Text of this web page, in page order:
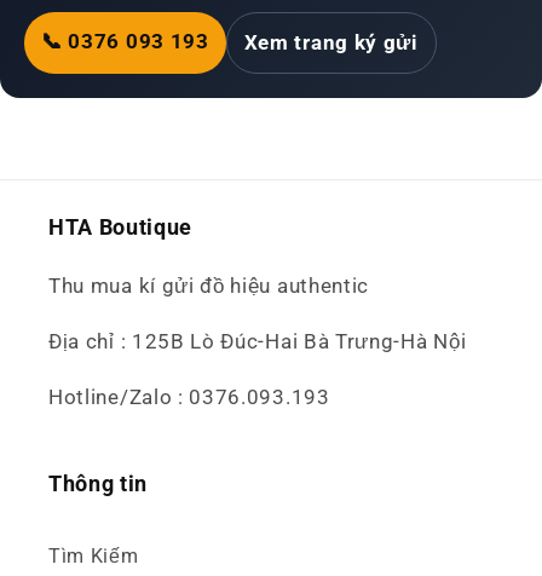
📞 0376 093 193 Xem trang ký gửi
HTA Boutique
Thu mua kí gửi đồ hiệu authentic
Địa chỉ : 125B Lò Đúc-Hai Bà Trưng-Hà Nội
Hotline/Zalo : 0376.093.193
Thông tin
Tìm Kiếm